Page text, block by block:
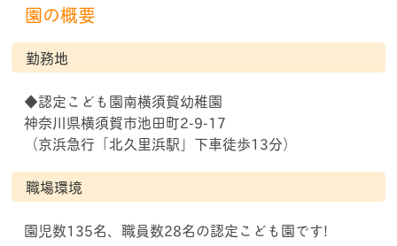
園の概要
勤務地
◆認定こども園南横須賀幼稚園
神奈川県横須賀市池田町2-9-17
（京浜急行「北久里浜駅」下車徒歩13分）
職場環境
園児数135名、職員数28名の認定こども園です!